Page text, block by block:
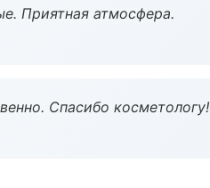
Приятная атмосфера.
Спасибо косметологу!